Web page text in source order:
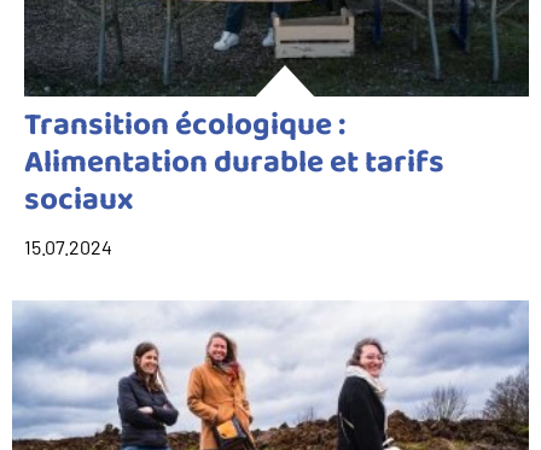
Transition écologique :
Alimentation durable et tarifs
sociaux
15.07.2024